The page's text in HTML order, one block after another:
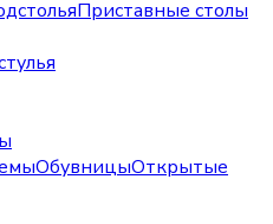
Приставные столы
ОбувницыОткрытые